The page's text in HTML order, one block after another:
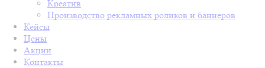
Креатив
Производство рекламных роликов и баннеров
Кейсы
Цены
Акции
Контакты